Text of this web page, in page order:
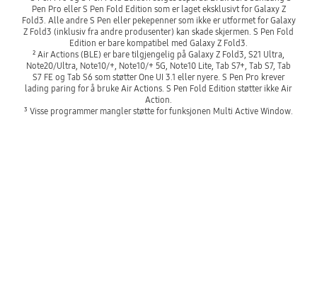
Pen Pro eller S Pen Fold Edition som er laget eksklusivt for Galaxy Z
Fold3. Alle andre S Pen eller pekepenner som ikke er utformet for Galaxy
Z Fold3 (inklusiv fra andre produsenter) kan skade skjermen. S Pen Fold
Edition er bare kompatibel med Galaxy Z Fold3.
² Air Actions (BLE) er bare tilgjengelig på Galaxy Z Fold3, S21 Ultra,
Note20/Ultra, Note10/+, Note10/+ 5G, Note10 Lite, Tab S7+, Tab S7, Tab
S7 FE og Tab S6 som støtter One UI 3.1 eller nyere. S Pen Pro krever
lading paring for å bruke Air Actions. S Pen Fold Edition støtter ikke Air
Action.
³ Visse programmer mangler støtte for funksjonen Multi Active Window.